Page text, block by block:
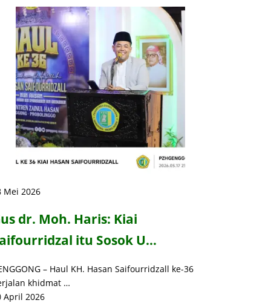
Mei 2026
dr. Moh. Haris: Kiai
itu Sosok U…
– Haul KH. Hasan Saifourridzall ke-36
khidmat …
April 2026